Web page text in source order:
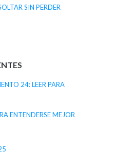
SIN PERDER
24: LEER PARA
ENTENDERSE MEJOR